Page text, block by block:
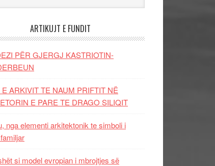
ARTIKUJT E FUNDIT
PËR GJERGJ KASTRIOTIN-
E ARKIVIT TE NAUM PRIFTIT NË
E PARE TE DRAGO SILIQIT
nga elementi arkitektonik te simboli i
si model evropian i mbrojtjes së